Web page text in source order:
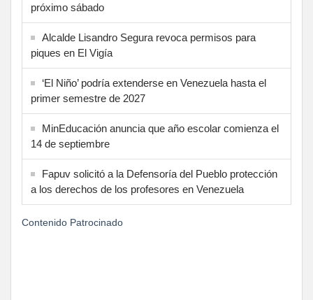
próximo sábado
Alcalde Lisandro Segura revoca permisos para
piques en El Vigía
‘El Niño’ podría extenderse en Venezuela hasta el
primer semestre de 2027
MinEducación anuncia que año escolar comienza el
14 de septiembre
Fapuv solicitó a la Defensoría del Pueblo protección
a los derechos de los profesores en Venezuela
Contenido Patrocinado